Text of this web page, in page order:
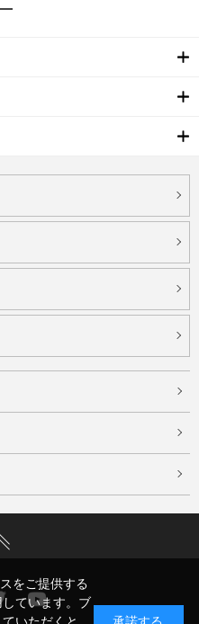
InstagramTwitterYoutube
をご提供する
ています。ブ